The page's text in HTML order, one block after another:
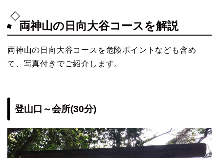
両神山の日向大谷コースを解説
両神山の日向大谷コースを危険ポイントなども含め
て、写真付きでご紹介します。
登山口～会所(30分)